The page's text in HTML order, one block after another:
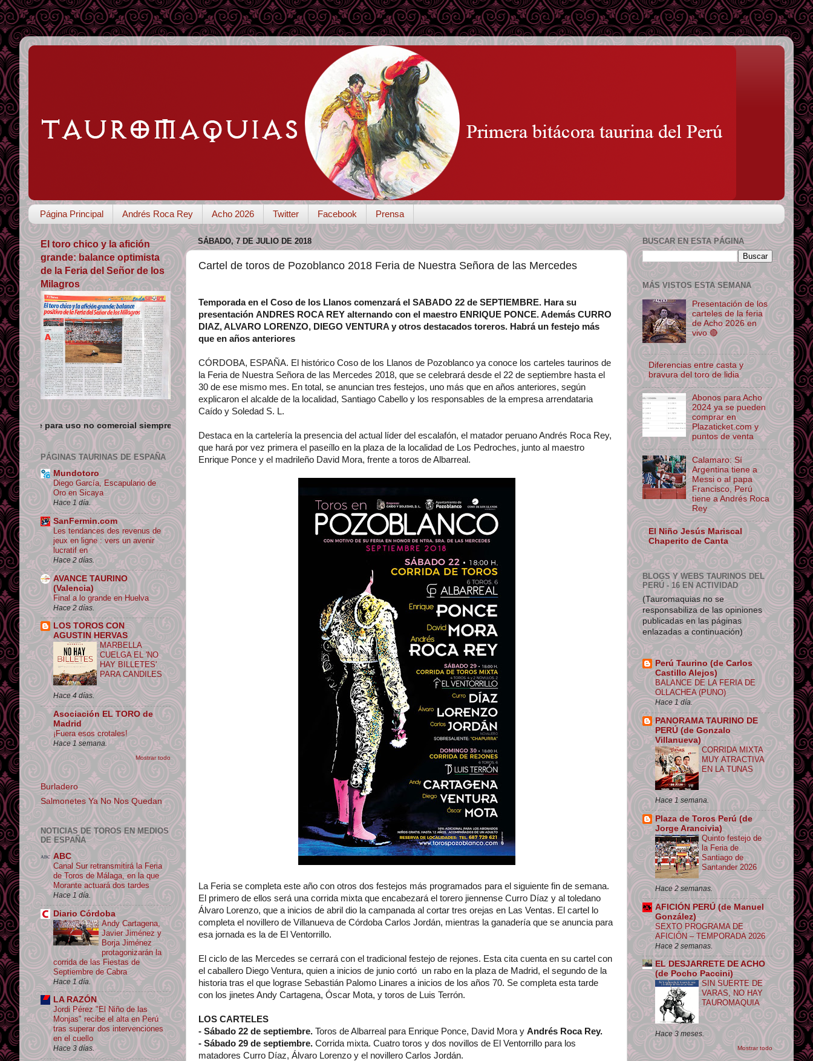
Página Principal Andrés Roca Rey Acho 2026 Twitter Facebook Prensa
SÁBADO, 7 DE JULIO DE 2018
Cartel de toros de Pozoblanco 2018 Feria de Nuestra Señora de las Mercedes
Temporada en el Coso de los Llanos comenzará el SABADO 22 de SEPTIEMBRE. Hara su
presentación ANDRES ROCA REY alternando con el maestro ENRIQUE PONCE. Además CURRO
DIAZ, ALVARO LORENZO, DIEGO VENTURA y otros destacados toreros. Habrá un festejo más
que en años anteriores
CÓRDOBA, ESPAÑA. El histórico Coso de los Llanos de Pozoblanco ya conoce los carteles taurinos de
la Feria de Nuestra Señora de las Mercedes 2018, que se celebrará desde el 22 de septiembre hasta el
30 de ese mismo mes. En total, se anuncian tres festejos, uno más que en años anteriores, según
explicaron el alcalde de la localidad, Santiago Cabello y los responsables de la empresa arrendataria
Caído y Soledad S. L.
Destaca en la cartelería la presencia del actual líder del escalafón, el matador peruano Andrés Roca Rey,
que hará por vez primera el paseíllo en la plaza de la localidad de Los Pedroches, junto al maestro
Enrique Ponce y el madrileño David Mora, frente a toros de Albarreal.
La Feria se completa este año con otros dos festejos más programados para el siguiente fin de semana.
El primero de ellos será una corrida mixta que encabezará el torero jiennense Curro Díaz y al toledano
Álvaro Lorenzo, que a inicios de abril dio la campanada al cortar tres orejas en Las Ventas. El cartel lo
completa el novillero de Villanueva de Córdoba Carlos Jordán, mientras la ganadería que se anuncia para
esa jornada es la de El Ventorrillo.
El ciclo de las Mercedes se cerrará con el tradicional festejo de rejones. Esta cita cuenta en su cartel con
el caballero Diego Ventura, quien a inicios de junio cortó un rabo en la plaza de Madrid, el segundo de la
historia tras el que lograse Sebastián Palomo Linares a inicios de los años 70. Se completa esta tarde
con los jinetes Andy Cartagena, Óscar Mota, y toros de Luis Terrón.
LOS CARTELES
- Sábado 22 de septiembre. Toros de Albarreal para Enrique Ponce, David Mora y Andrés Roca Rey.
- Sábado 29 de septiembre. Corrida mixta. Cuatro toros y dos novillos de El Ventorrillo para los
matadores Curro Díaz, Álvaro Lorenzo y el novillero Carlos Jordán.
El toro chico y la afición
grande: balance optimista
de la Feria del Señor de los
Milagros
no comercial siempre que se de crédito y enlace su origen.
PÁGINAS TAURINAS DE ESPAÑA
Mundotoro
Diego García, Escapulario de
Oro en Sicaya
Hace 1 día.
SanFermin.com
Les tendances des revenus de
jeux en ligne : vers un avenir
lucratif en
Hace 2 días.
AVANCE TAURINO
(Valencia)
Final a lo grande en Huelva
Hace 2 días.
LOS TOROS CON
AGUSTIN HERVAS
MARBELLA
CUELGA EL 'NO
HAY BILLETES'
PARA CANDILES
Hace 4 días.
Asociación EL TORO de
Madrid
¡Fuera esos crotales!
Hace 1 semana.
Mostrar todo
Burladero
Salmonetes Ya No Nos Quedan
NOTICIAS DE TOROS EN MEDIOS
DE ESPAÑA
ABC
Canal Sur retransmitirá la Feria
de Toros de Málaga, en la que
Morante actuará dos tardes
Hace 1 día.
Diario Córdoba
Andy Cartagena,
Javier Jiménez y
Borja Jiménez
protagonizarán la
corrida de las Fiestas de
Septiembre de Cabra
Hace 1 día.
LA RAZÓN
Jordi Pérez "El Niño de las
Monjas" recibe el alta en Perú
tras superar dos intervenciones
en el cuello
Hace 3 días.
BUSCAR EN ESTA PÁGINA
MÁS VISTOS ESTA SEMANA
Presentación de los
carteles de la feria
de Acho 2026 en
vivo 🔴
Diferencias entre casta y
bravura del toro de lidia
Abonos para Acho
2024 ya se pueden
comprar en
Plazaticket.com y
puntos de venta
Calamaro: Sí
Argentina tiene a
Messi o al papa
Francisco, Perú
tiene a Andrés Roca
Rey
El Niño Jesús Mariscal
Chaperito de Canta
BLOGS Y WEBS TAURINOS DEL
PERÚ - 16 EN ACTIVIDAD
(Tauromaquias no se
responsabiliza de las opiniones
publicadas en las páginas
enlazadas a continuación)
Perú Taurino (de Carlos
Castillo Alejos)
BALANCE DE LA FERIA DE
OLLACHEA (PUNO)
Hace 1 día.
PANORAMA TAURINO DE
PERÚ (de Gonzalo
Villanueva)
CORRIDA MIXTA
MUY ATRACTIVA
EN LA TUNAS
Hace 1 semana.
Plaza de Toros Perú (de
Jorge Arancivia)
Quinto festejo de
la Feria de
Santiago de
Santander 2026
Hace 2 semanas.
AFICIÓN PERÚ (de Manuel
González)
SEXTO PROGRAMA DE
AFICIÓN – TEMPORADA 2026
Hace 2 semanas.
EL DESJARRETE DE ACHO
(de Pocho Paccini)
SIN SUERTE DE
VARAS, NO HAY
TAUROMAQUIA
Hace 3 meses.
Mostrar todo